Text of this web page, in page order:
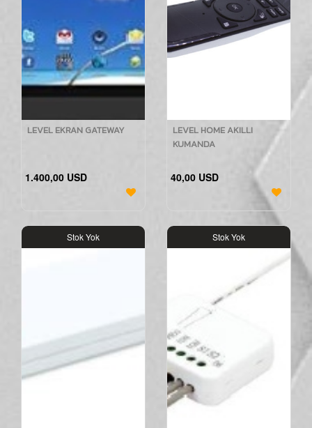
LEVEL EKRAN GATEWAY
1.400,00 USD
LEVEL HOME AKILLI
KUMANDA
40,00 USD
Stok Yok Stok Yok